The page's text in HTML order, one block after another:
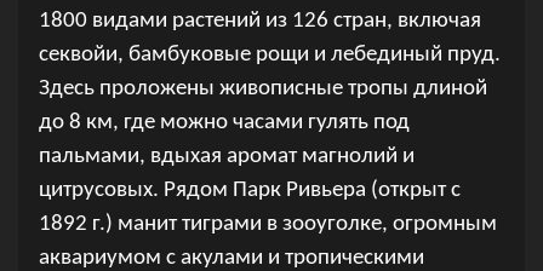
1800 видами растений из 126 стран, включая
секвойи, бамбуковые рощи и лебединый пруд.
Здесь проложены живописные тропы длиной
до 8 км, где можно часами гулять под
пальмами, вдыхая аромат магнолий и
цитрусовых. Рядом Парк Ривьера (открыт с
1892 г.) манит тиграми в зооуголке, огромным
аквариумом с акулами и тропическими